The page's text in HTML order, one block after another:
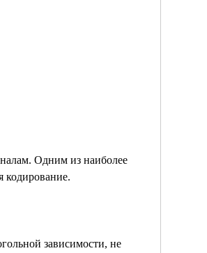
кодирование.
зависимости, не